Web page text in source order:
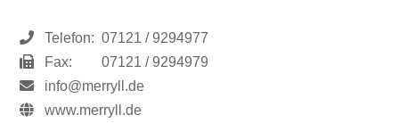
Telefon: 07121 / 9294977
Fax:
07121 / 9294979
info@merryll.de
www.merryll.de